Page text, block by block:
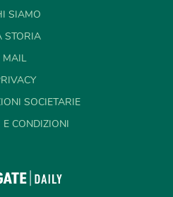
SIAMO
STORIA
MAIL
SOCIETARIE
E CONDIZIONI